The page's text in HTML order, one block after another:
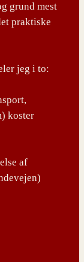
grund mest
praktiske
jeg i to:
koster
af